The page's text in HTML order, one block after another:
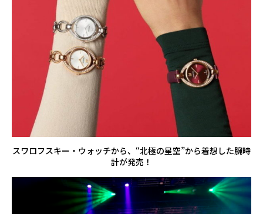
スワロフスキー・ウォッチから、“北極の星空”から着想した腕時
計が発売！